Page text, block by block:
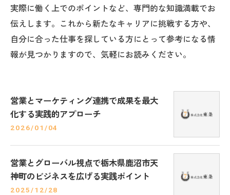
実際に働く上でのポイントなど、専門的な知識満載でお
伝えします。これから新たなキャリアに挑戦する方や、
自分に合った仕事を探している方にとって参考になる情
報が見つかりますので、気軽にお読みください。
営業とマーケティング連携で成果を最大
化する実践的アプローチ
2026/01/04
営業とグローバル視点で栃木県鹿沼市天
神町のビジネスを広げる実践ポイント
2025/12/28